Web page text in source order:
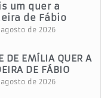
um quer a
de Fábio
de 2026
DE EMÍLIA QUER A
DE FÁBIO
de 2026